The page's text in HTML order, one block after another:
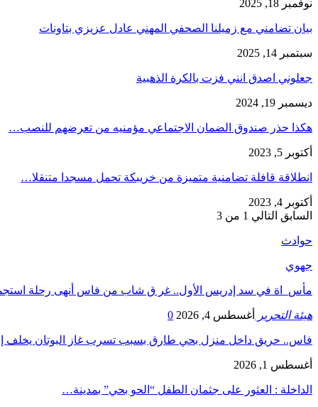
نوفمبر 18, 2025
بيان تضامني مع زميلنا الصحفي المهني عادل عزيزي بتاونات
سبتمبر 14, 2025
جعلوني اصدق انني فزت بالكرة الذهبية
ديسمبر 19, 2024
هكذا حذر صندوق الضمان الاجتماعي مؤمنيه من تعرضهم للنصب…
أكتوبر 5, 2023
انطلاقة قافلة تضامنية متميزة من خريبكة تحمل مسجدا متنقلا…
أكتوبر 4, 2023
السابق التالي 1 من 3
حوادث
جهوي
مأس_اة في سد إدريس الأول.. غر ق شاب من فاس أنهى رحلة
هيئة التحرير أغسطس 4, 2026 0
فاس.. حريق داخل منزل بحي طارق بسبب تسرب غاز البوتان يخلف
أغسطس 1, 2026
​الداخلة : العثور على جثمان الطفل “الحو بحي” بمدينة…